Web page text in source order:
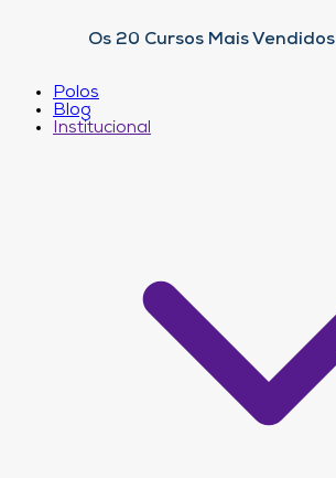
Os 20 Cursos Mais Vendidos
Polos
Blog
Institucional